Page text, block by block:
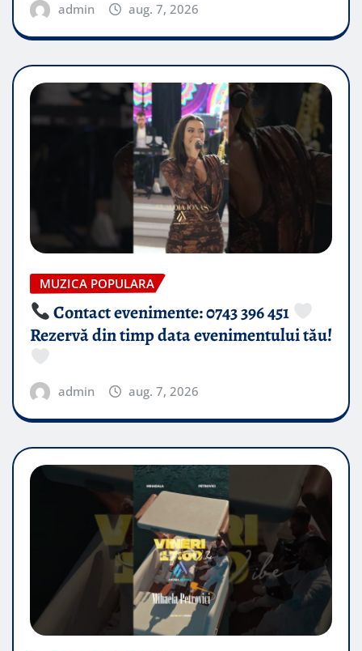
admin aug. 7, 2026
MUZICA POPULARA
Contact evenimente: 0743 396 451
Rezervă din timp data evenimentului tău!
admin aug. 7, 2026